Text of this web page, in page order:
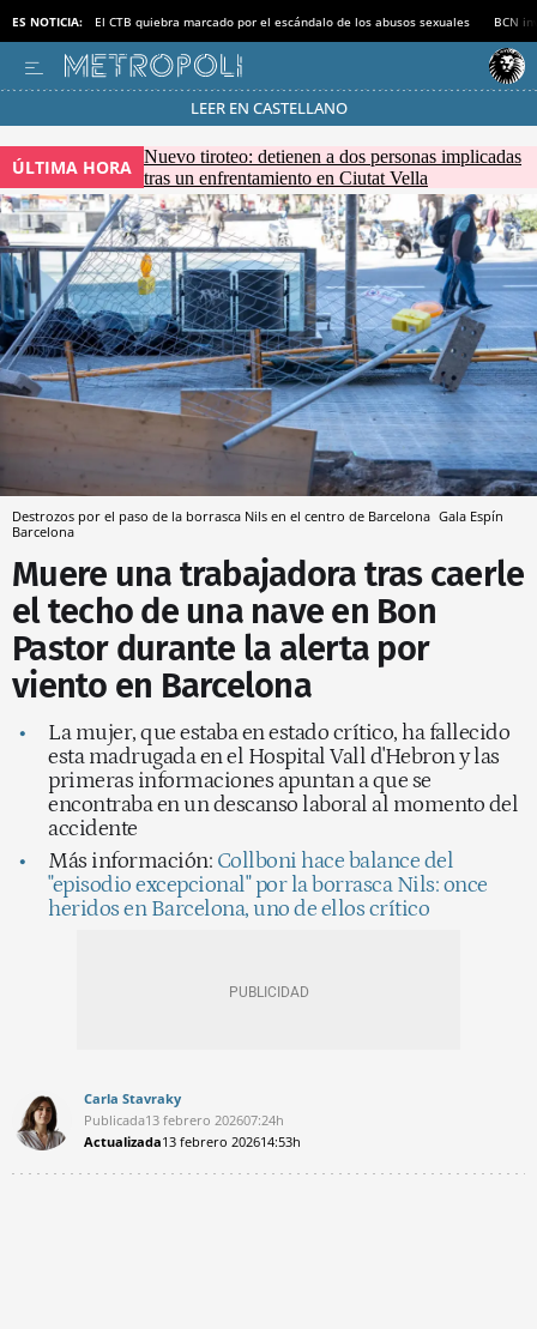
ES NOTICIA: El CTB quiebra marcado por el escándalo de los abusos sexuales BCN
LEER EN CASTELLANO
Pásate al MODO AHORRO
ÚLTIMA HORA Nuevo tiroteo: detienen a dos personas implicadas
tras un enfrentamiento en Ciutat Vella
Destrozos por el paso de la borrasca Nils en el centro de Barcelona Gala Espín
Barcelona
Muere una trabajadora tras caerle
el techo de una nave en Bon
Pastor durante la alerta por
viento en Barcelona
La mujer, que estaba en estado crítico, ha fallecido
esta madrugada en el Hospital Vall d'Hebron y las
primeras informaciones apuntan a que se
encontraba en un descanso laboral al momento del
accidente
Más información: Collboni hace balance del
"episodio excepcional" por la borrasca Nils: once
heridos en Barcelona, uno de ellos crítico
Carla Stavraky
Publicada13 febrero 202607:24h
Actualizada13 febrero 202614:53h